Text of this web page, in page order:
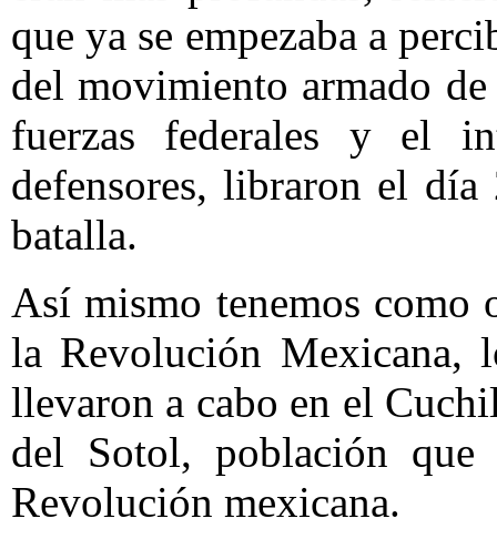
que ya se empezaba a
del movimiento armado
fuerzas federales y el
defensores, libraron el
batalla.
Así mismo tenemos como
la Revolución Mexicana,
llevaron a cabo en el
del Sotol, población que
Revolución mexicana.